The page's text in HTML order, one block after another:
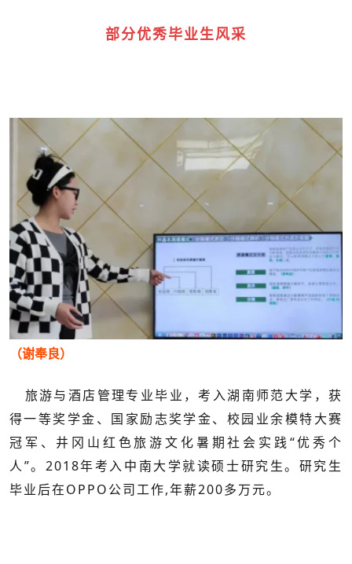
部分优秀毕业生风采
（谢奉良）
旅游与酒店管理专业毕业，考入湖南师范大学，获
得一等奖学金、国家励志奖学金、校园业余模特大赛
冠军、井冈山红色旅游文化暑期社会实践“优秀个
人”。2018年考入中南大学就读硕士研究生。研究生
毕业后在OPPO公司工作,年薪200多万元。